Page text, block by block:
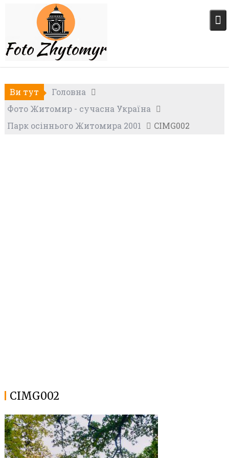
Ви тут
Головна
Фото Житомир - сучасна Україна
Парк осіннього Житомира 2001
CIMG002
CIMG002